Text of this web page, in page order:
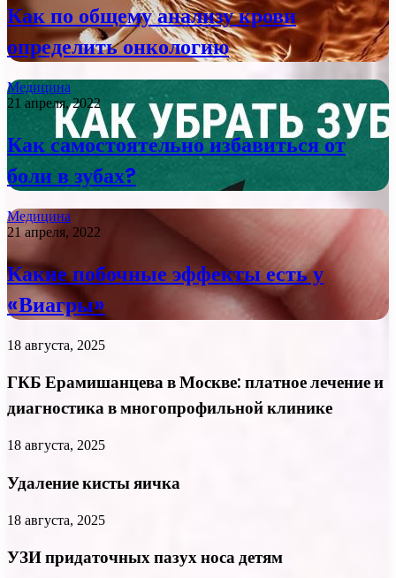
Как по общему анализу крови
определить онкологию
Медицина
21 апреля, 2022
Как самостоятельно избавиться от
боли в зубах?
Медицина
21 апреля, 2022
Какие побочные эффекты есть у
«Виагры»
18 августа, 2025
ГКБ Ерамишанцева в Москве: платное лечение и
диагностика в многопрофильной клинике
18 августа, 2025
Удаление кисты яичка
18 августа, 2025
УЗИ придаточных пазух носа детям